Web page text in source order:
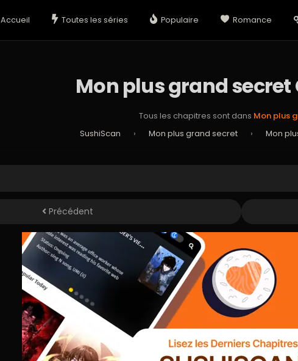
Accueil Toutes les séries Populaire Romance
Mon plus grand secret
Tous les chapitres sont dans Mon plus
SushiScan
› Mon plus grand secret › Mon
Précédent